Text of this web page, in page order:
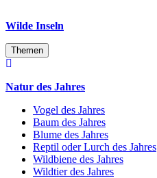
Wilde Inseln
Themen
Natur des Jahres
Vogel des Jahres
Baum des Jahres
Blume des Jahres
Reptil oder Lurch des Jahres
Wildbiene des Jahres
Wildtier des Jahres